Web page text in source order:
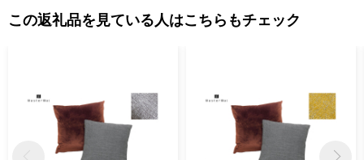
この返礼品を見ている人はこちらもチェック